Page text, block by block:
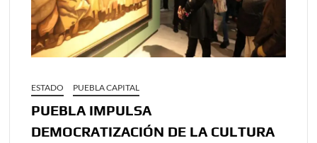
ESTADO PUEBLA CAPITAL
PUEBLA IMPULSA
DEMOCRATIZACIÓN DE LA CULTURA